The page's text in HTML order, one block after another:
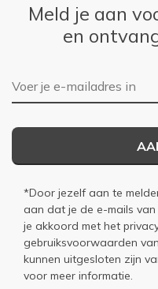
Meld je aan
en
E-mailadres
*Door jezelf aan te
aan dat je de e-mails
je akkoord met het
gebruiksvoorwaarden
kunnen uitgesloten zijn
voor meer informatie.